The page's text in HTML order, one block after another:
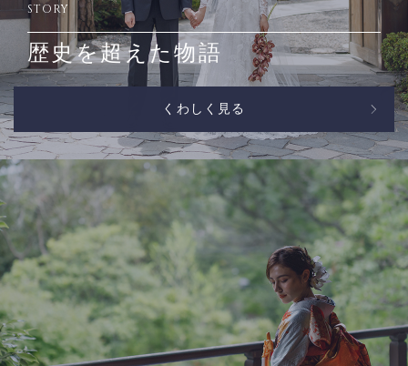
STORY
歴史を超えた物語
くわしく見る